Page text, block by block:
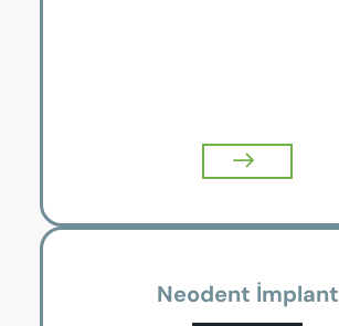
Neodent İmplant